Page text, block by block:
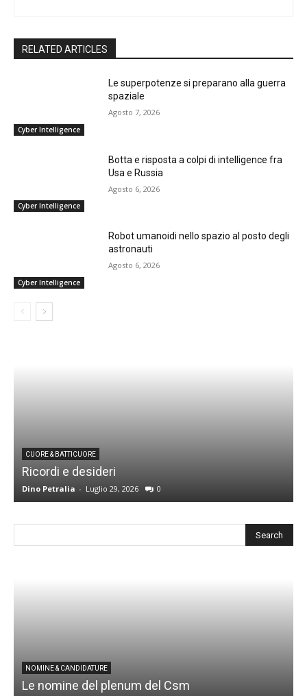
RELATED ARTICLES
Cyber Intelligence
Le superpotenze si preparano alla guerra
spaziale
Agosto 7, 2026
Cyber Intelligence
Botta e risposta a colpi di intelligence fra
Usa e Russia
Agosto 6, 2026
Cyber Intelligence
Robot umanoidi nello spazio al posto degli
astronauti
Agosto 6, 2026
CUORE & BATTICUORE
Ricordi e desideri
Dino Petralia - Luglio 29, 2026 0
NOMINE & CANDIDATURE
Le nomine del plenum del Csm